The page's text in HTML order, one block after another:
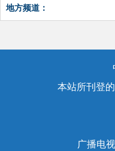
地方频道：
本站所刊登
广播电